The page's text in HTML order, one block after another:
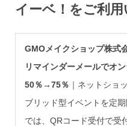
イーベ！をご利
GMOメイクショップ株式
リマインダーメールでオ
50％→75％ ｜ネットショ
ブリッド型イベントを定
では、QRコード受付で受